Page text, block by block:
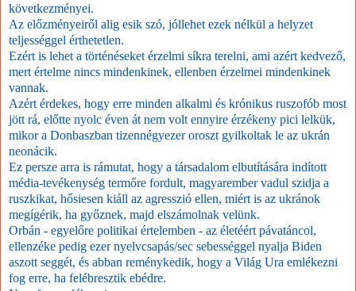
következményei.
Az előzményeiről alig esik szó, jóllehet ezek nélkül a helyzet
teljességgel érthetetlen.
Ezért is lehet a történéseket érzelmi síkra terelni, ami azért kedvező,
mert értelme nincs mindenkinek, ellenben érzelmei mindenkinek
vannak.
Azért érdekes, hogy erre minden alkalmi és krónikus ruszofób most
jött rá, előtte nyolc éven át nem volt ennyire érzékeny pici lelkük,
mikor a Donbaszban tizennégyezer oroszt gyilkoltak le az ukrán
neonácik.
Ez persze arra is rámutat, hogy a társadalom elbutítására indított
média-tevékenység termőre fordult, magyarember vadul szidja a
ruszkikat, hősiesen kiáll az agresszió ellen, miért is az ukránok
megígérik, ha győznek, majd elszámolnak velünk.
Orbán - egyelőre politikai értelemben - az életéért pávatáncol,
ellenzéke pedig ezer nyelvcsapás/sec sebességgel nyalja Biden
aszott seggét, és abban reménykedik, hogy a Világ Ura emlékezni
fog erre, ha felébresztik ebédre.